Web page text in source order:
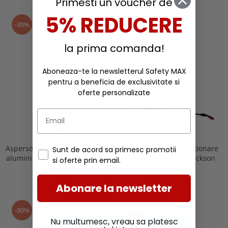
-30%
Aspersor oscilant cu teava din
aluminiu, conector din alama,
Spear & Jackson
-30%
Atomizor 8 litri cu actionare
manuala, Spear & Jackson
-30%
5% REDUCERE
la prima comanda!
Aboneaza-te la newsletterul Safety MAX
pentru a beneficia de exclusivitate si
oferte personalizate
Sunt de acord sa primesc promotii
si oferte prin email.
Abonare la newsletter
Nu multumesc, vreau sa platesc